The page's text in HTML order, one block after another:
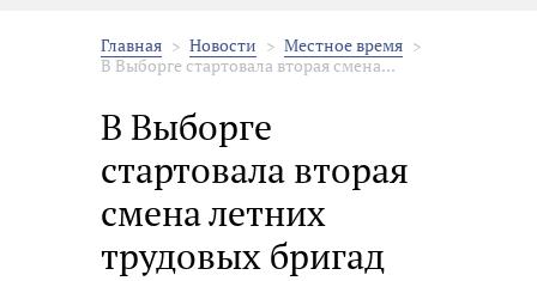
Главная Новости
Местное время
В Выборге стартовала вторая смена...
В Выборге
стартовала вторая
смена летних
трудовых бригад